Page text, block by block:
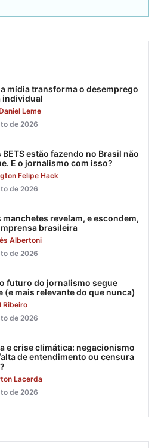
mídia transforma o desemprego
individual
Leme
de 2026
BETS estão fazendo no Brasil não
E o jornalismo com isso?
Felipe Hack
de 2026
manchetes revelam, e escondem,
brasileira
Albertoni
de 2026
futuro do jornalismo segue
(e mais relevante do que nunca)
Ribeiro
de 2026
e crise climática: negacionismo
de entendimento ou censura
Lacerda
de 2026